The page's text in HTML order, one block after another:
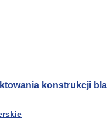
konstrukcji